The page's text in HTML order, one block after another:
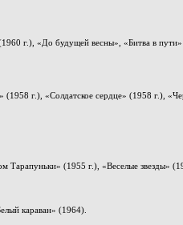
г.), «До будущей весны», «Битва в пути»
г.), «Солдатское сердце» (1958 г.),
(1955 г.), «Веселые звезды»
караван» (1964).